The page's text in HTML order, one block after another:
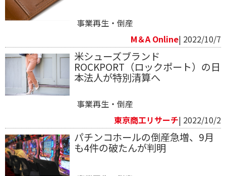
事業再生・倒産
M＆A Online| 2022/10/7
米シューズブランド
ROCKPORT（ロックポート）の日
本法人が特別清算へ
事業再生・倒産
東京商工リサーチ| 2022/10/2
パチンコホールの倒産急増、9月
も4件の破たんが判明